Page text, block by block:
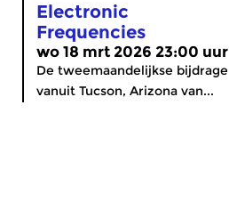
Electronic
Frequencies
wo 18 mrt 2026 23:00 uur
De tweemaandelijkse bijdrage
vanuit Tucson, Arizona van...